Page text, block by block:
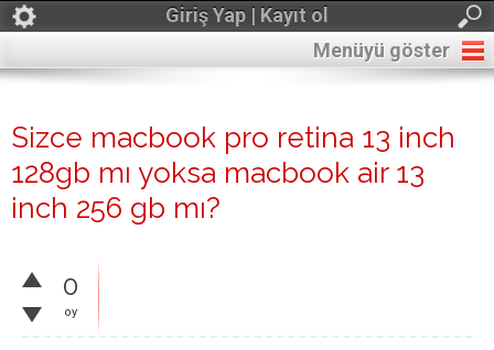
Giriş Yap | Kayıt ol
Menüyü göster
Sizce macbook pro retina 13 inch
128gb mı yoksa macbook air 13
inch 256 gb mı?
0
oy